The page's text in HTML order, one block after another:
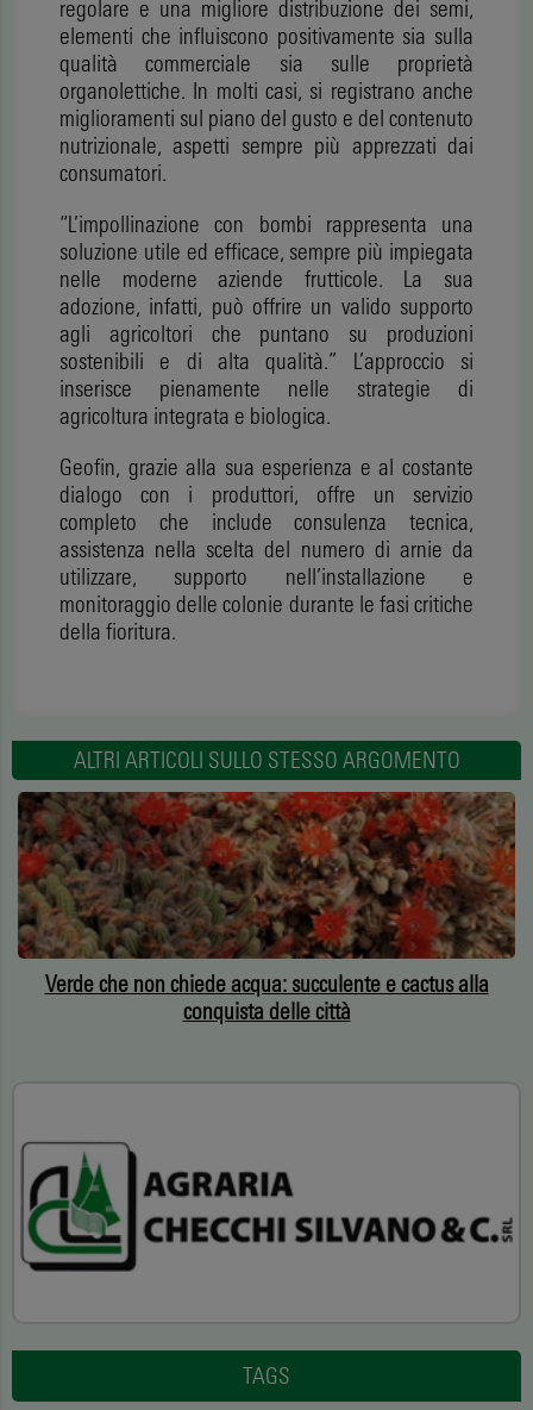
regolare e una migliore distribuzione dei semi,
elementi che influiscono positivamente sia sulla
qualità commerciale sia sulle proprietà
organolettiche. In molti casi, si registrano anche
miglioramenti sul piano del gusto e del contenuto
nutrizionale, aspetti sempre più apprezzati dai
consumatori.
“L’impollinazione con bombi rappresenta una
soluzione utile ed efficace, sempre più impiegata
nelle moderne aziende frutticole. La sua
adozione, infatti, può offrire un valido supporto
agli agricoltori che puntano su produzioni
sostenibili e di alta qualità.” L’approccio si
inserisce pienamente nelle strategie di
agricoltura integrata e biologica.
Geofin, grazie alla sua esperienza e al costante
dialogo con i produttori, offre un servizio
completo che include consulenza tecnica,
assistenza nella scelta del numero di arnie da
utilizzare, supporto nell’installazione e
monitoraggio delle colonie durante le fasi critiche
della fioritura.
ALTRI ARTICOLI SULLO STESSO ARGOMENTO
Verde che non chiede acqua: succulente e cactus alla
conquista delle città
TAGS